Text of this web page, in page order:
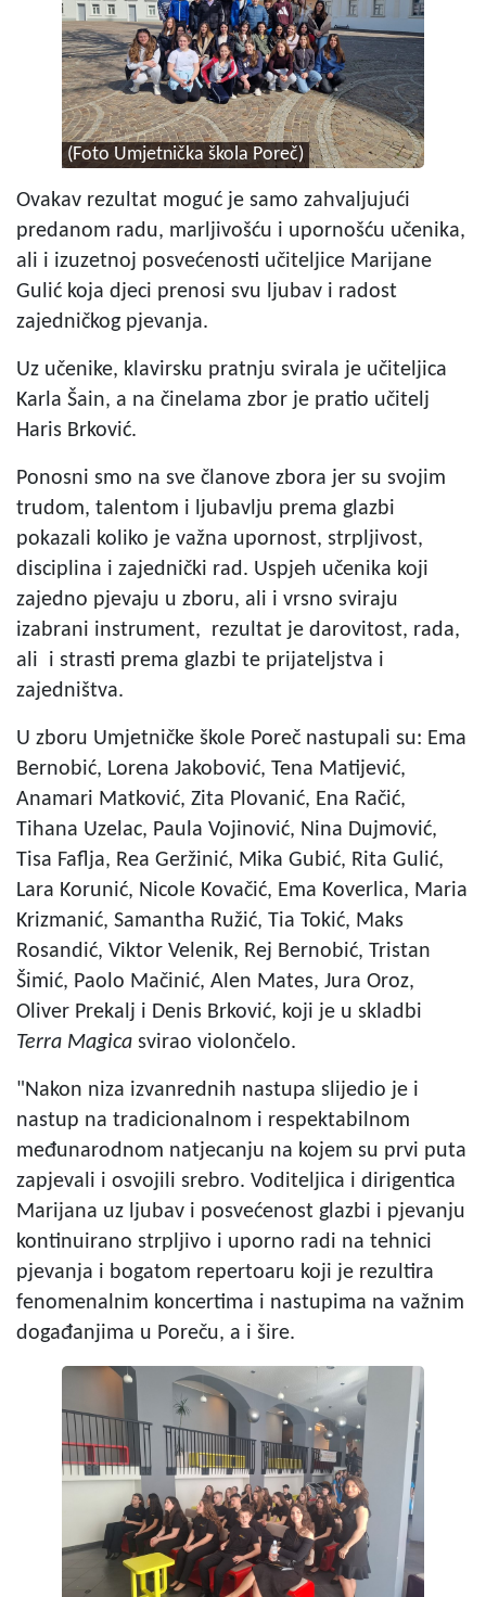
(Foto Umjetnička škola Poreč)
Ovakav rezultat moguć je samo zahvaljujući
predanom radu, marljivošću i upornošću učenika,
ali i izuzetnoj posvećenosti učiteljice Marijane
Gulić koja djeci prenosi svu ljubav i radost
zajedničkog pjevanja.
Uz učenike, klavirsku pratnju svirala je učiteljica
Karla Šain, a na činelama zbor je pratio učitelj
Haris Brković.
Ponosni smo na sve članove zbora jer su svojim
trudom, talentom i ljubavlju prema glazbi
pokazali koliko je važna upornost, strpljivost,
disciplina i zajednički rad. Uspjeh učenika koji
zajedno pjevaju u zboru, ali i vrsno sviraju
izabrani instrument, rezultat je darovitost, rada,
ali i strasti prema glazbi te prijateljstva i
zajedništva.
U zboru Umjetničke škole Poreč nastupali su: Ema
Bernobić, Lorena Jakobović, Tena Matijević,
Anamari Matković, Zita Plovanić, Ena Račić,
Tihana Uzelac, Paula Vojinović, Nina Dujmović,
Tisa Faflja, Rea Geržinić, Mika Gubić, Rita Gulić,
Lara Korunić, Nicole Kovačić, Ema Koverlica, Maria
Krizmanić, Samantha Ružić, Tia Tokić, Maks
Rosandić, Viktor Velenik, Rej Bernobić, Tristan
Šimić, Paolo Mačinić, Alen Mates, Jura Oroz,
Oliver Prekalj i Denis Brković, koji je u skladbi
Terra Magica svirao violončelo.
"Nakon niza izvanrednih nastupa slijedio je i
nastup na tradicionalnom i respektabilnom
međunarodnom natjecanju na kojem su prvi puta
zapjevali i osvojili srebro. Voditeljica i dirigentica
Marijana uz ljubav i posvećenost glazbi i pjevanju
kontinuirano strpljivo i uporno radi na tehnici
pjevanja i bogatom repertoaru koji je rezultira
fenomenalnim koncertima i nastupima na važnim
događanjima u Poreču, a i šire.